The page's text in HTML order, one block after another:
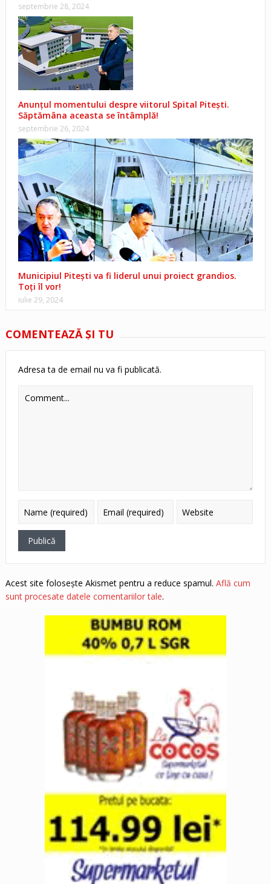
septembrie 28, 2024
Anunțul momentului despre viitorul Spital Pitești.
Săptămâna aceasta se întâmplă!
septembrie 26, 2024
Municipiul Pitești va fi liderul unui proiect grandios.
Toți îl vor!
iulie 29, 2024
COMENTEAZĂ ŞI TU
Adresa ta de email nu va fi publicată.
Acest site folosește Akismet pentru a reduce spamul. Află cum
sunt procesate datele comentariilor tale.